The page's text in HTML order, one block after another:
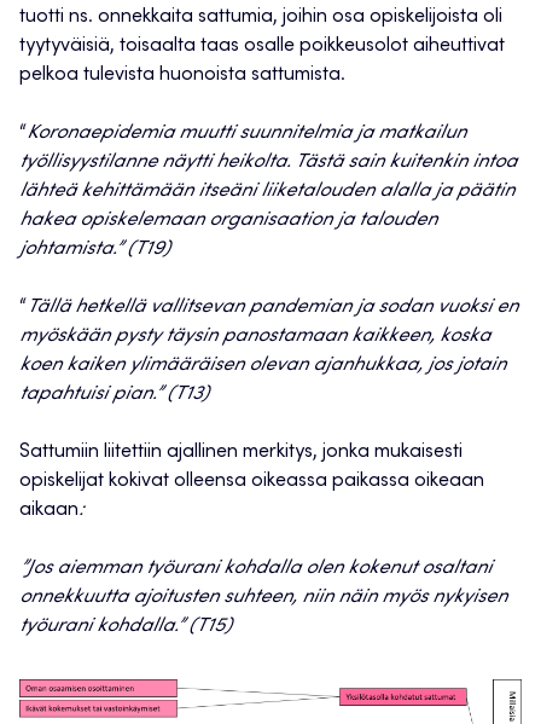
tuotti ns. onnekkaita sattumia, joihin osa opiskelijoista oli
tyytyväisiä, toisaalta taas osalle poikkeusolot aiheuttivat
pelkoa tulevista huonoista sattumista.
“Koronaepidemia muutti suunnitelmia ja matkailun
työllisyystilanne näytti heikolta. Tästä sain kuitenkin intoa
lähteä kehittämään itseäni liiketalouden alalla ja päätin
hakea opiskelemaan organisaation ja talouden
johtamista.” (T19)
“ Tällä hetkellä vallitsevan pandemian ja sodan vuoksi en
myöskään pysty täysin panostamaan kaikkeen, koska
koen kaiken ylimääräisen olevan ajanhukkaa, jos jotain
tapahtuisi pian.” (T13)
Sattumiin liitettiin ajallinen merkitys, jonka mukaisesti
opiskelijat kokivat olleensa oikeassa paikassa oikeaan
aikaan:
”Jos aiemman työurani kohdalla olen kokenut osaltani
onnekkuutta ajoitusten suhteen, niin näin myös nykyisen
työurani kohdalla.” (T15)